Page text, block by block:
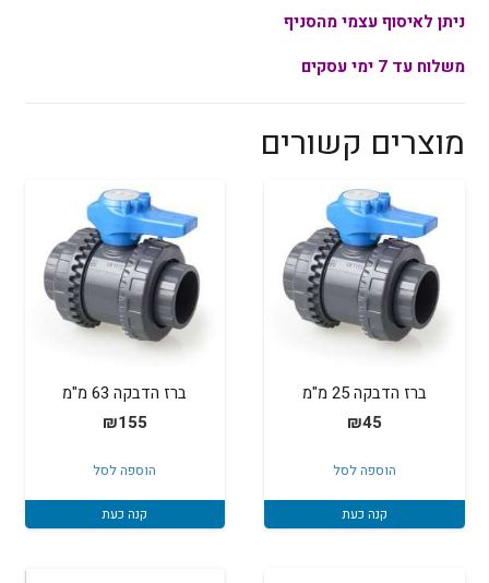
ניתן לאיסוף עצמי מהסניף
משלוח עד 7 ימי עסקים
מוצרים קשורים
ברז הדבקה 25 מ"מ
₪45
הוספה לסל
קנה כעת
ברז הדבקה 63 מ"מ
₪155
הוספה לסל
קנה כעת